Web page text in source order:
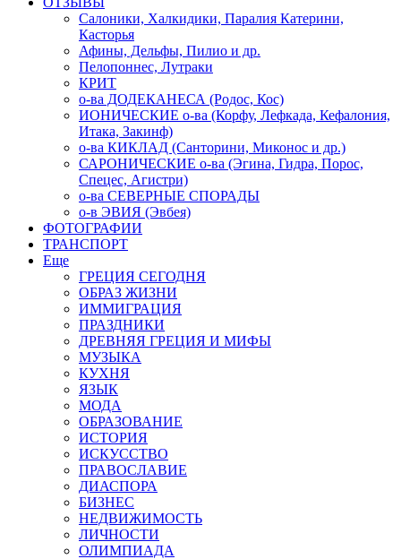
Салоники, Халкидики, Паралия Катерини,
Касторья
Афины, Дельфы, Пилио и др.
Пелопоннес, Лутраки
КРИТ
о-ва ДОДЕКАНЕСА (Родос, Кос)
ИОНИЧЕСКИЕ о-ва (Корфу, Лефкада, Кефалония,
Итака, Закинф)
о-ва КИКЛАД (Санторини, Миконос и др.)
САРОНИЧЕСКИЕ о-ва (Эгина, Гидра, Порос,
Спецес, Агистри)
о-ва СЕВЕРНЫЕ СПОРАДЫ
о-в ЭВИЯ (Эвбея)
ФОТОГРАФИИ
ТРАНСПОРТ
Еще
ГРЕЦИЯ СЕГОДНЯ
ОБРАЗ ЖИЗНИ
ИММИГРАЦИЯ
ПРАЗДНИКИ
ДРЕВНЯЯ ГРЕЦИЯ И МИФЫ
МУЗЫКА
КУХНЯ
ЯЗЫК
МОДА
ОБРАЗОВАНИЕ
ИСТОРИЯ
ИСКУССТВО
ПРАВОСЛАВИЕ
ДИАСПОРА
БИЗНЕС
НЕДВИЖИМОСТЬ
ЛИЧНОСТИ
ОЛИМПИАДА